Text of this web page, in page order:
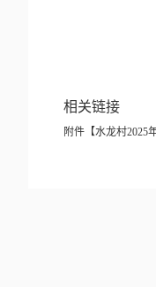
相关链接
附件【水龙村2025